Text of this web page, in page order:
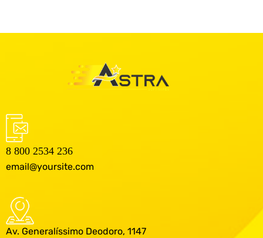
8 800 2534 236
email@yoursite.com
Av. Generalíssimo Deodoro, 1147